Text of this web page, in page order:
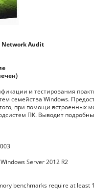
Network Audit
и тестирования
семейства Windows.
при помощи встроенных
ПК. Выводит
Server 2012 R2
benchmarks require at least